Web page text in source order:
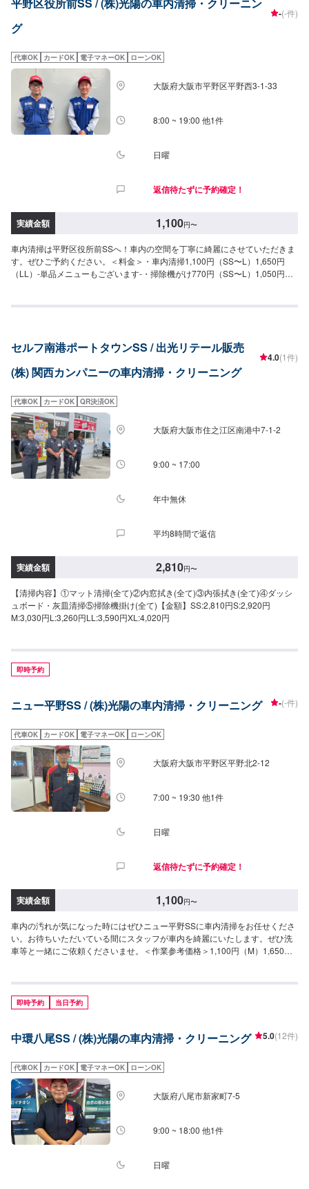
平野区役所前SS / (株)光陽の車内清掃・クリーニン
グ
-(-件)
代車OK カードOK 電子マネーOK ローンOK
大阪府大阪市平野区平野西3-1-33
8:00 ~ 19:00 他1件
日曜
返信待たずに予約確定！
実績金額 1,100円〜
車内清掃は平野区役所前SSへ！車内の空間を丁寧に綺麗にさせていただきま
す。ぜひご予約ください。＜料金＞・車内清掃1,100円（SS〜L）1,650円
（LL）-単品メニューもございます-・掃除機がけ770円（SS〜L）1,050円
セルフ南港ポートタウンSS / 出光リテール販売
(株) 関西カンパニーの車内清掃・クリーニング
4.0(1件)
代車OK カードOK QR決済OK
大阪府大阪市住之江区南港中7-1-2
9:00 ~ 17:00
年中無休
平均8時間で返信
実績金額 2,810円〜
【清掃内容】①マット清掃(全て)②内窓拭き(全て)③内張拭き(全て)④ダッシ
ュボード・灰皿清掃⑤掃除機掛け(全て)【金額】SS:2,810円S:2,920円
M:3,030円L:3,260円LL:3,590円XL:4,020円
即時予約
ニュー平野SS / (株)光陽の車内清掃・クリーニング -(-件)
代車OK カードOK 電子マネーOK ローンOK
大阪府大阪市平野区平野北2-12
7:00 ~ 19:30 他1件
日曜
返信待たずに予約確定！
実績金額 1,100円〜
車内の汚れが気になった時にはぜひニュー平野SSに車内清掃をお任せくださ
い。お待ちいただいている間にスタッフが車内を綺麗にいたします。ぜひ洗
車等と一緒にご依頼くださいませ。＜作業参考価格＞1,100円（M）1,650円
即時予約 当日予約
中環八尾SS / (株)光陽の車内清掃・クリーニング 5.0(12件)
代車OK カードOK 電子マネーOK ローンOK
大阪府八尾市新家町7-5
9:00 ~ 18:00 他1件
日曜